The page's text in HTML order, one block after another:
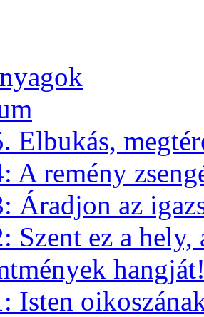
Elbukás,
A remény
Áradjon az
Szent ez a
Isten